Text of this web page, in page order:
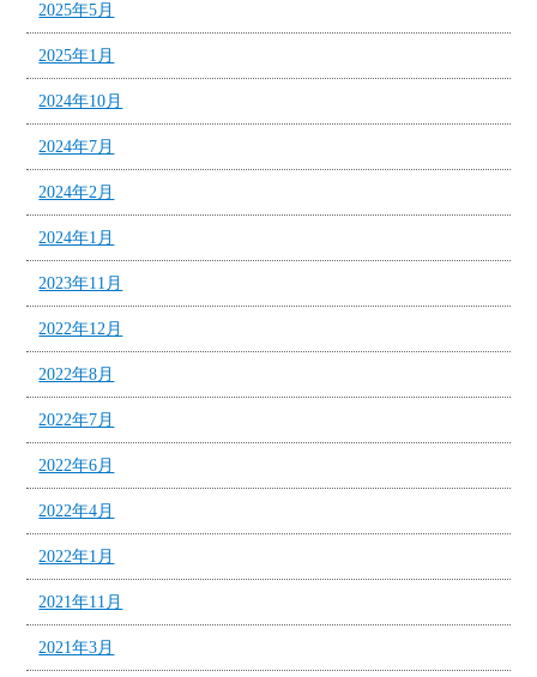
2025年5月
2025年1月
2024年10月
2024年7月
2024年2月
2024年1月
2023年11月
2022年12月
2022年8月
2022年7月
2022年6月
2022年4月
2022年1月
2021年11月
2021年3月